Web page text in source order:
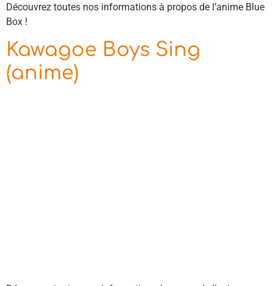
Découvrez toutes nos informations à propos de l’anime Blue
Box !
Kawagoe Boys Sing
(anime)